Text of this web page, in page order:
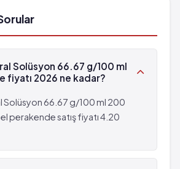
Solüsyon 66.67 g/100 ml
fiyatı 2026 ne kadar?
Solüsyon 66.67 g/100 ml 200
perakende satış fiyatı 4.20